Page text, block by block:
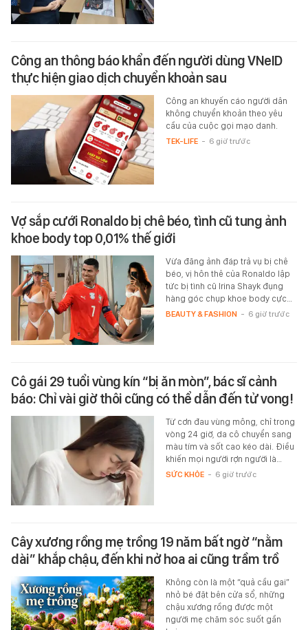
Công an thông báo khẩn đến người dùng VNeID
thực hiện giao dịch chuyển khoản sau
Công an khuyến cáo người dân
không chuyển khoản theo yêu
cầu của cuộc gọi mạo danh.
TEK-LIFE - 6 giờ trước
Vợ sắp cưới Ronaldo bị chê béo, tình cũ tung ảnh
khoe body top 0,01% thế giới
Vừa đăng ảnh đáp trả vụ bị chê
béo, vị hôn thê của Ronaldo lập
tức bị tình cũ Irina Shayk đụng
hàng góc chụp khoe body cực…
BEAUTY & FASHION - 6 giờ trước
Cô gái 29 tuổi vùng kín “bị ăn mòn”, bác sĩ cảnh
báo: Chỉ vài giờ thôi cũng có thể dẫn đến tử vong!
Từ cơn đau vùng mông, chỉ trong
vòng 24 giờ, da cô chuyển sang
màu tím và sốt cao kéo dài. Điều
khiến mọi người rợn người là…
SỨC KHỎE - 6 giờ trước
Cây xương rồng mẹ trồng 19 năm bất ngờ “nằm
dài” khắp chậu, đến khi nở hoa ai cũng trầm trồ
Không còn là một “quả cầu gai”
nhỏ bé đặt bên cửa sổ, những
chậu xương rồng được một
người mẹ chăm sóc suốt gần